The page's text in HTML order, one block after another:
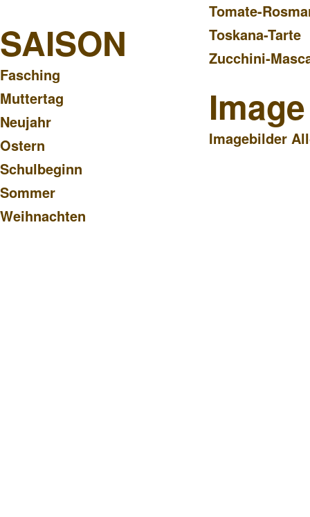
SAISON
Fasching
Muttertag
Neujahr
Ostern
Schulbeginn
Sommer
Weihnachten
Tomate-
Toskana-Tarte
Zucchini-
Image
Imagebilder